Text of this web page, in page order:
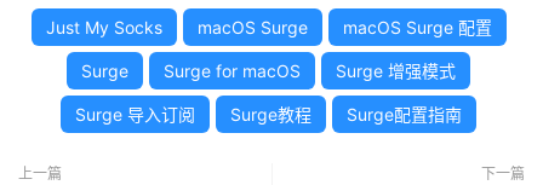
Just My Socks macOS Surge macOS Surge 配置
Surge Surge for macOS Surge 增强模式
Surge 导入订阅 Surge教程 Surge配置指南
上一篇 下一篇